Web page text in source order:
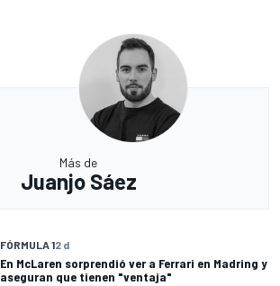
Más de
Juanjo Sáez
FÓRMULA 12 d
En McLaren sorprendió ver a Ferrari en Madring y
aseguran que tienen "ventaja"